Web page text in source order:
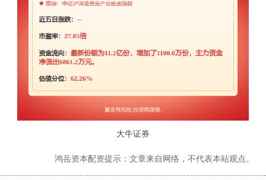
大牛证券
鸿岳资本配资提示：文章来自网络，不代表本站观点。